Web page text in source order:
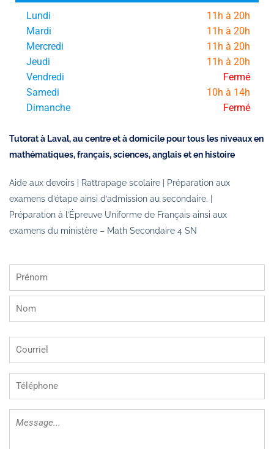
Lundi
11h à 20h
Mardi
11h à 20h
Mercredi
11h à 20h
Jeudi
11h à 20h
Vendredi
Fermé
Samedi
10h à 14h
Dimanche
Fermé
Tutorat à Laval, au centre et à domicile pour tous les niveaux en
mathématiques, français, sciences, anglais et en histoire
Aide aux devoirs | Rattrapage scolaire | Préparation aux
examens d’étape ainsi d’admission au secondaire. |
Préparation à l’Épreuve Uniforme de Français ainsi aux
examens du ministère – Math Secondaire 4 SN
Nom
E-
Téléphone
Message